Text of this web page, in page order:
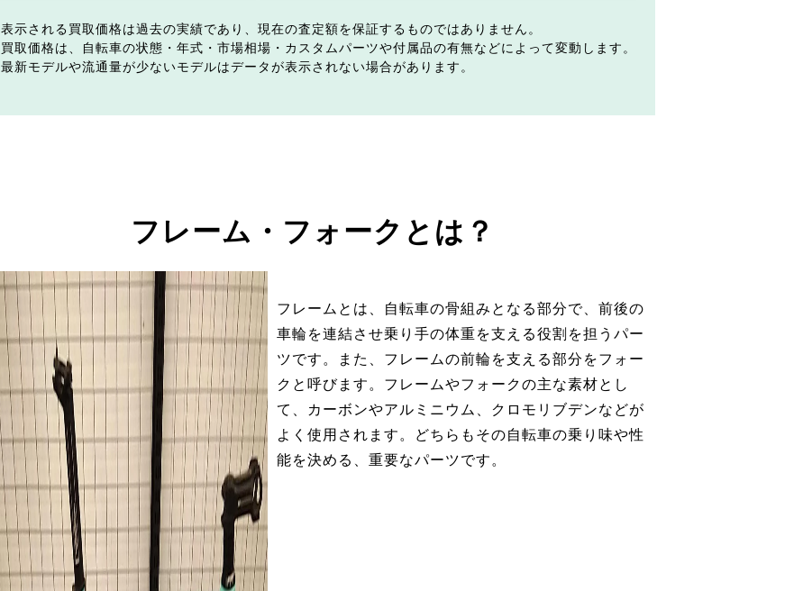
表示される買取価格は過去の実績であり、現在の査定額を保証するものではありません。
買取価格は、自転車の状態・年式・市場相場・カスタムパーツや付属品の有無などによって変動します。
最新モデルや流通量が少ないモデルはデータが表示されない場合があります。
フレーム・フォークとは？
フレームとは、自転車の骨組みとなる部分で、前後の
車輪を連結させ乗り手の体重を支える役割を担うパー
ツです。また、フレームの前輪を支える部分をフォー
クと呼びます。フレームやフォークの主な素材とし
て、カーボンやアルミニウム、クロモリブデンなどが
よく使用されます。どちらもその自転車の乗り味や性
能を決める、重要なパーツです。